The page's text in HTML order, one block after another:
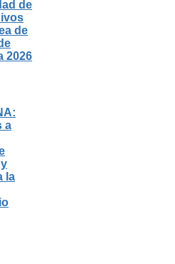
de
de
2026
a
la